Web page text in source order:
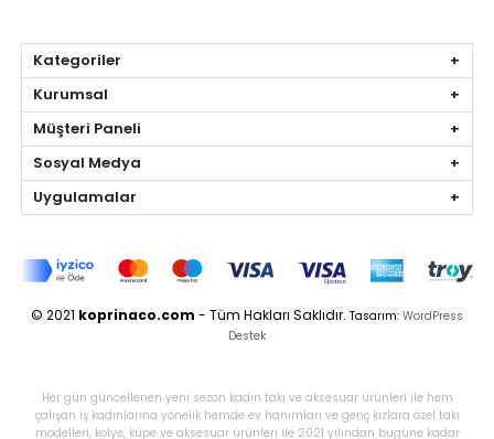
Kategoriler
Kurumsal
Müşteri Paneli
Sosyal Medya
Uygulamalar
© 2021 koprinaco.com - Tüm Hakları Saklıdır. Tasarım: WordPress
Destek
Her gün güncellenen yeni sezon kadın takı ve aksesuar ürünleri ile hem
çalışan iş kadınlarına yönelik hemde ev hanımları ve genç kızlara özel takı
modelleri, kolye, küpe ve aksesuar ürünleri ile 2021 yılından bugüne kadar